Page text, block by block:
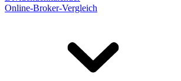
Online-Broker-Vergleich